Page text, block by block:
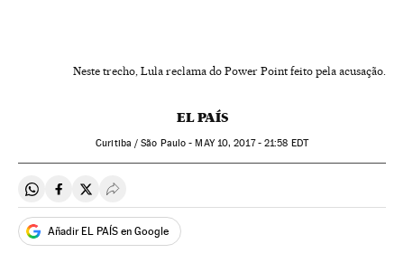
Neste trecho, Lula reclama do Power Point feito pela acusação.
EL PAÍS
Curitiba / São Paulo -MAY10, 2017 - 21:58 EDT
Compartir en Whatsapp
Compartir en Facebook
Compartir en Twitter
Desplegar Redes Sociales
Añadir EL PAÍS en Google